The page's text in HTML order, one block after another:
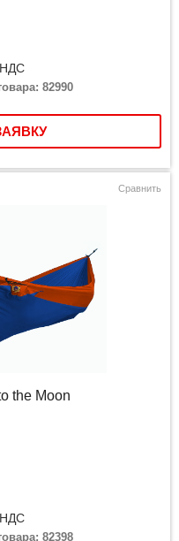
НДС
82990
Сравнить
the Moon
НДС
82398